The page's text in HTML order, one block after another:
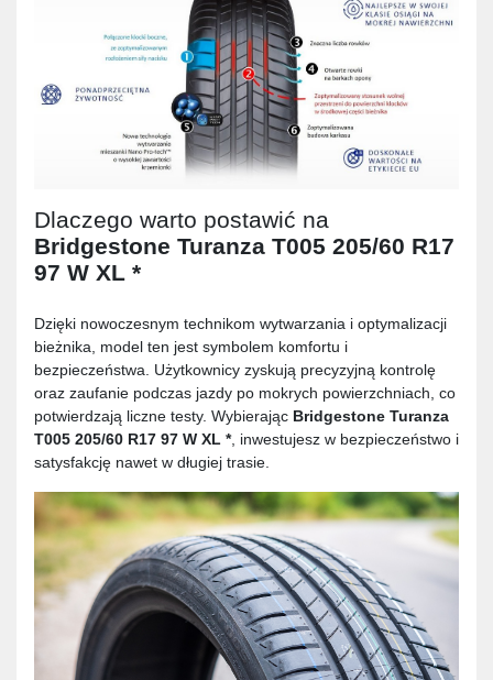
Dlaczego warto postawić na
Bridgestone Turanza T005 205/60 R17
97 W XL *
Dzięki nowoczesnym technikom wytwarzania i optymalizacji
bieżnika, model ten jest symbolem komfortu i
bezpieczeństwa. Użytkownicy zyskują precyzyjną kontrolę
oraz zaufanie podczas jazdy po mokrych powierzchniach, co
potwierdzają liczne testy. Wybierając Bridgestone Turanza
T005 205/60 R17 97 W XL *, inwestujesz w bezpieczeństwo i
satysfakcję nawet w długiej trasie.